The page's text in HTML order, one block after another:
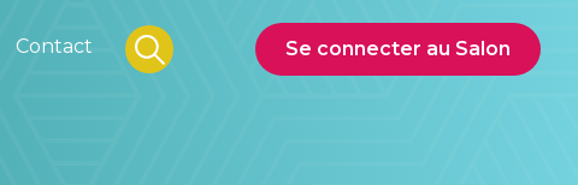
Contact Se connecter au Salon